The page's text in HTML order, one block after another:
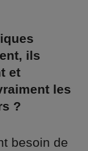
ils
et
les
?
besoin de